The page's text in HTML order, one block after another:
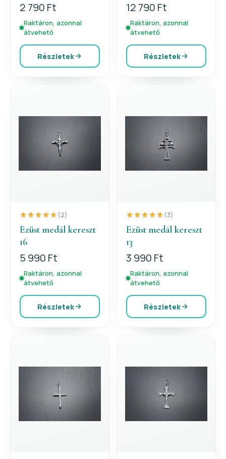
2 790 Ft
Raktáron, azonnal
átvehető
Részletek
12 790 Ft
Raktáron, azonnal
átvehető
Részletek
(2)
Ezüst medál kereszt
16
5 990 Ft
Raktáron, azonnal
átvehető
Részletek
(3)
Ezüst medál kereszt
13
3 990 Ft
Raktáron, azonnal
átvehető
Részletek